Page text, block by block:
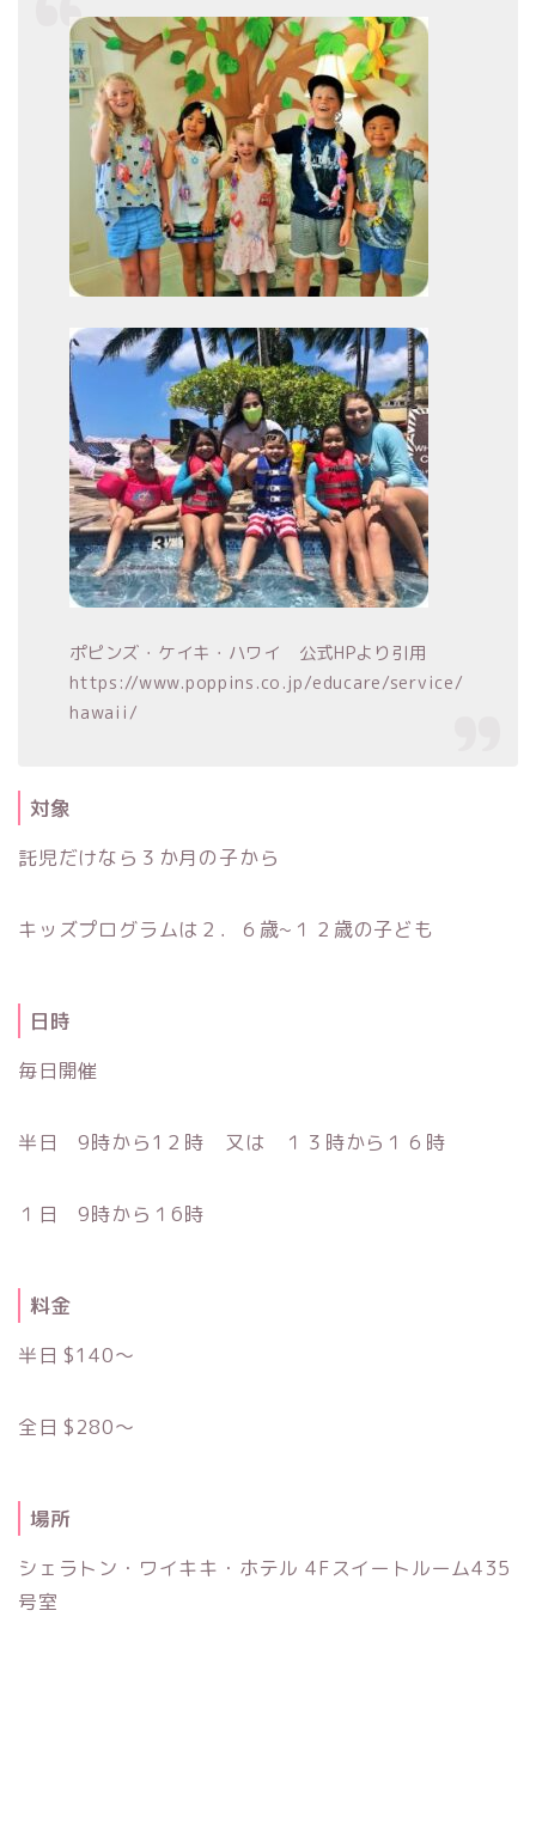
ポピンズ・ケイキ・ハワイ 公式HPより引用
https://www.poppins.co.jp/educare/service/
hawaii/
対象
託児だけなら３か月の子から
キッズプログラムは２．６歳~１２歳の子ども
日時
毎日開催
半日 9時から1２時 又は １３時から１６時
１日 9時から１6時
料金
半日 $140〜
全日 $280〜
場所
シェラトン・ワイキキ・ホテル 4Fスイートルーム435
号室